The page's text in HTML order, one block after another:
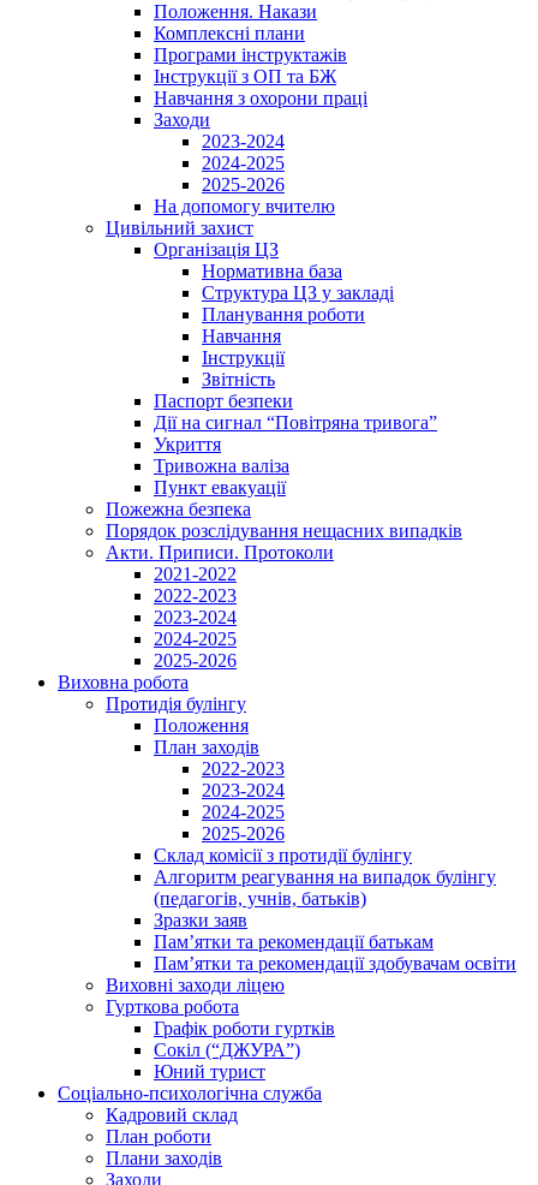
Положення. Накази
Комплексні плани
Програми інструктажів
Інструкції з ОП та БЖ
Навчання з охорони праці
Заходи
2023-2024
2024-2025
2025-2026
На допомогу вчителю
Цивільний захист
Організація ЦЗ
Нормативна база
Структура ЦЗ у закладі
Планування роботи
Навчання
Інструкції
Звітність
Паспорт безпеки
Дії на сигнал “Повітряна тривога”
Укриття
Тривожна валіза
Пункт евакуації
Пожежна безпека
Порядок розслідування нещасних випадків
Акти. Приписи. Протоколи
2021-2022
2022-2023
2023-2024
2024-2025
2025-2026
Виховна робота
Протидія булінгу
Положення
План заходів
2022-2023
2023-2024
2024-2025
2025-2026
Склад комісії з протидії булінгу
Алгоритм реагування на випадок булінгу
(педагогів, учнів, батьків)
Зразки заяв
Пам’ятки та рекомендації батькам
Пам’ятки та рекомендації здобувачам освіти
Виховні заходи ліцею
Гурткова робота
Графік роботи гуртків
Сокіл (“ДЖУРА”)
Юний турист
Соціально-психологічна служба
Кадровий склад
План роботи
Плани заходів
Заходи